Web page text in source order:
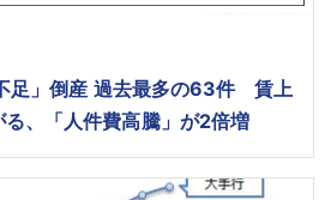
足」倒産 過去最多の63件 賃上
、「人件費高騰」が2倍増